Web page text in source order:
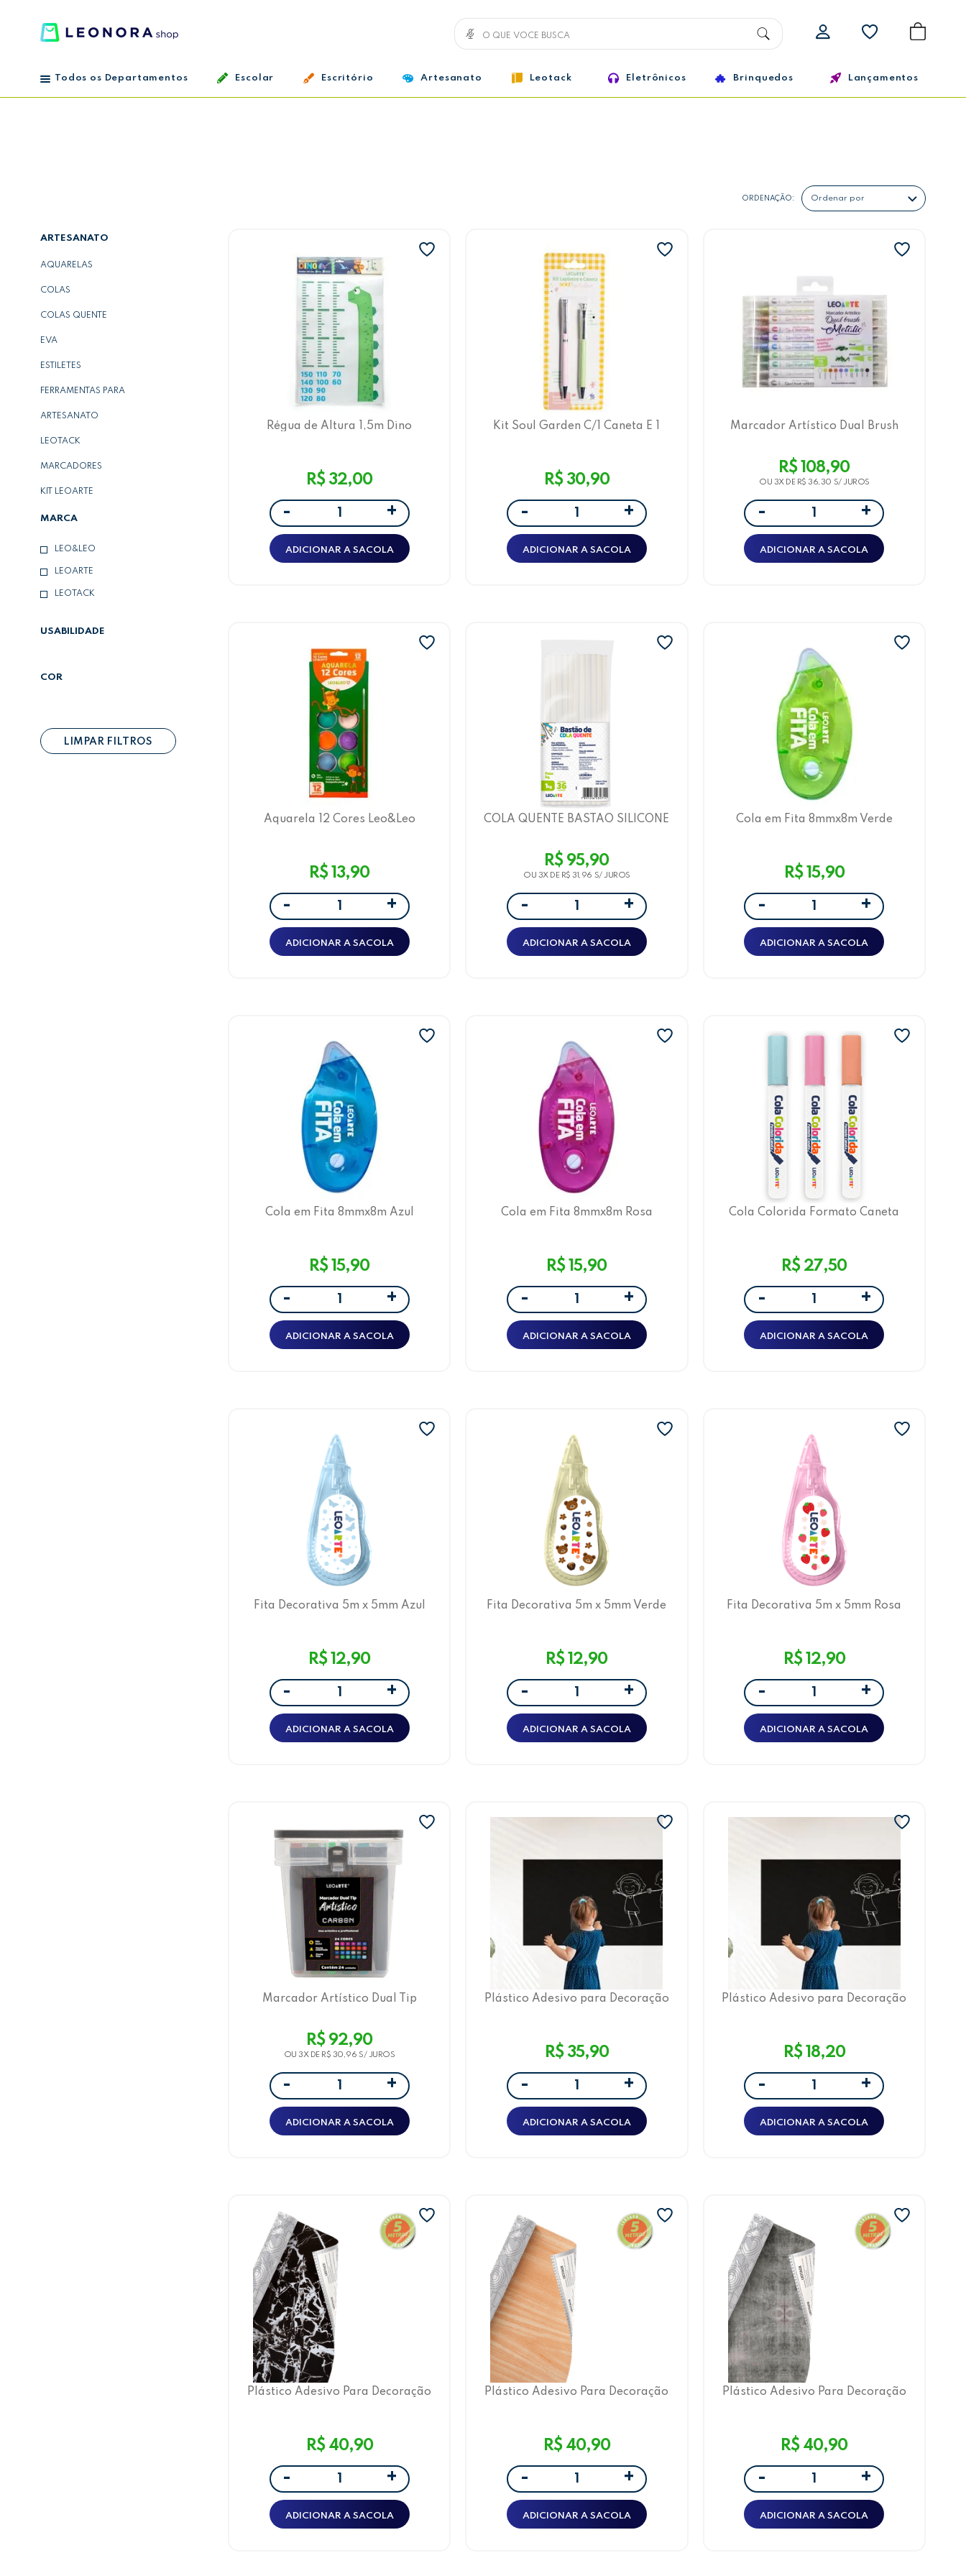
Todos os Departamentos Escolar Escritório Artesanato Leotack Eletrônicos Brinquedos Lançamentos
ARTESANATO
AQUARELAS
COLAS
COLAS QUENTE
EVA
ESTILETES
FERRAMENTAS PARA
ARTESANATO
LEOTACK
MARCADORES
KIT LEOARTE
MARCA
LEO&LEO
LEOARTE
LEOTACK
USABILIDADE
COR
LIMPAR FILTROS
Régua de Altura 1,5m Dino
R$ 32,00
- +
ADICIONAR A SACOLA
Kit Soul Garden C/1 Caneta E 1
R$ 30,90
- +
ADICIONAR A SACOLA
Marcador Artístico Dual Brush
R$ 108,90
OU 3X DE R$ 36,30
- +
ADICIONAR A SACOLA
Aquarela 12 Cores Leo&Leo
R$ 13,90
- +
ADICIONAR A SACOLA
COLA QUENTE BASTAO SILICONE
R$ 95,90
OU 3X DE R$ 31,96
- +
ADICIONAR A SACOLA
Cola em Fita 8mmx8m Verde
R$ 15,90
- +
ADICIONAR A SACOLA
Cola em Fita 8mmx8m Azul
R$ 15,90
- +
ADICIONAR A SACOLA
Cola em Fita 8mmx8m Rosa
R$ 15,90
- +
ADICIONAR A SACOLA
Cola Colorida Formato Caneta
R$ 27,50
- +
ADICIONAR A SACOLA
Fita Decorativa 5m x 5mm Azul
R$ 12,90
- +
ADICIONAR A SACOLA
Fita Decorativa 5m x 5mm Verde
R$ 12,90
- +
ADICIONAR A SACOLA
Fita Decorativa 5m x 5mm Rosa
R$ 12,90
- +
ADICIONAR A SACOLA
Marcador Artístico Dual Tip
R$ 92,90
OU 3X DE R$ 30,96
- +
ADICIONAR A SACOLA
Plástico Adesivo para Decoração
R$ 35,90
- +
ADICIONAR A SACOLA
Plástico Adesivo para Decoração
R$ 18,20
- +
ADICIONAR A SACOLA
Plástico Adesivo Para Decoração
R$ 40,90
- +
ADICIONAR A SACOLA
Plástico Adesivo Para Decoração
R$ 40,90
- +
ADICIONAR A SACOLA
Plástico Adesivo Para Decoração
R$ 40,90
- +
ADICIONAR A SACOLA